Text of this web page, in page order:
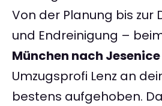
Von der Planung bis zur
und Endreinigung –
München nach Jesenice
Umzugsprofi Lenz an
bestens aufgehoben.